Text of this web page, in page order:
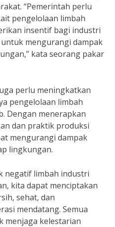
“Pemerintah perlu
pengelolaan limbah
insentif bagi industri
mengurangi dampak
kata seorang pakar
perlu meningkatkan
pengelolaan limbah
Dengan menerapkan
dan praktik produksi
mengurangi dampak
lingkungan.
negatif limbah industri
kita dapat menciptakan
sehat, dan
mendatang. Semua
menjaga kelestarian